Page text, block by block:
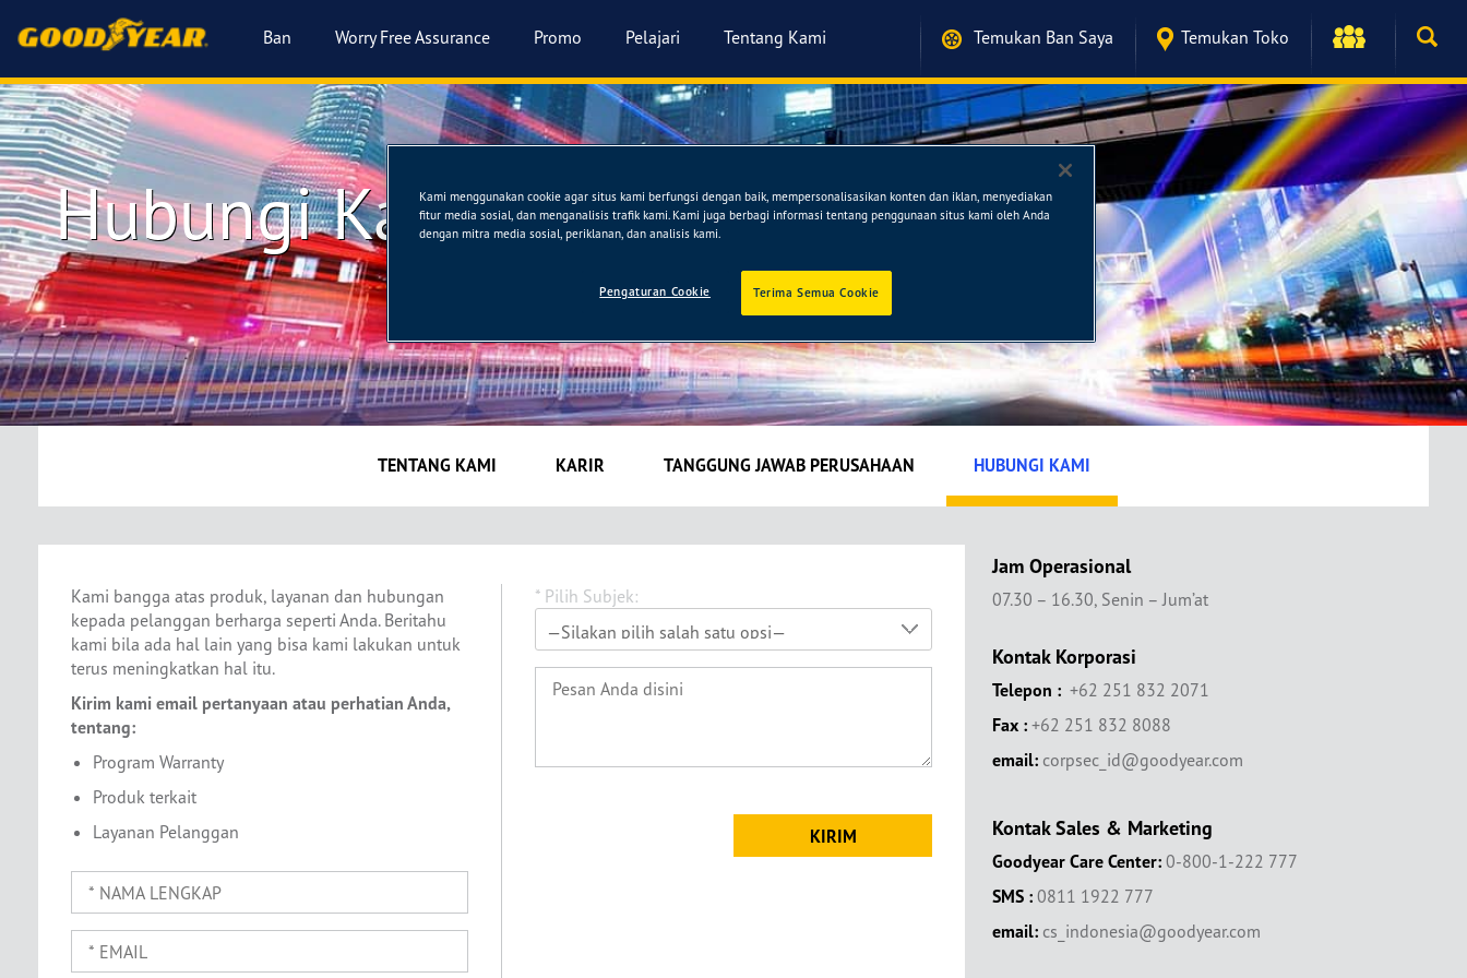
Ban Worry Free Assurance Promo Pelajari Tentang Kami Temukan Ban Saya Temukan Toko
Hubungi Kami
TENTANG KAMI KARIR TANGGUNG JAWAB PERUSAHAAN HUBUNGI KAMI
Kami bangga atas produk, layanan dan hubungan
kepada pelanggan berharga seperti Anda. Beritahu
kami bila ada hal lain yang bisa kami lakukan untuk
terus meningkatkan hal itu.
Kirim kami email pertanyaan atau perhatian Anda,
tentang:
Program Warranty
Produk terkait
Layanan Pelanggan
* Pilih Subjek:
Jam Operasional
07.30 – 16.30, Senin – Jum’at
Kontak Korporasi
Telepon : +62 251 832 2071
Fax : +62 251 832 8088
email: corpsec_id@goodyear.com
Kontak Sales & Marketing
Goodyear Care Center: 0-800-1-222 777
SMS : 0811 1922 777
email: cs_indonesia@goodyear.com
Kami menggunakan cookie agar situs kami berfungsi dengan baik, mempersonalisasikan konten dan iklan, menyediakan
fitur media sosial, dan menganalisis trafik kami. Kami juga berbagi informasi tentang penggunaan situs kami oleh Anda
dengan mitra media sosial, periklanan, dan analisis kami.
Terima Semua Cookie
Pengaturan Cookie